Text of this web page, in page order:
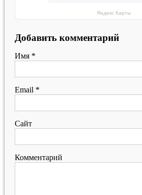
Яндекс Карты
Добавить комментарий
Имя *
Email *
Сайт
Комментарий